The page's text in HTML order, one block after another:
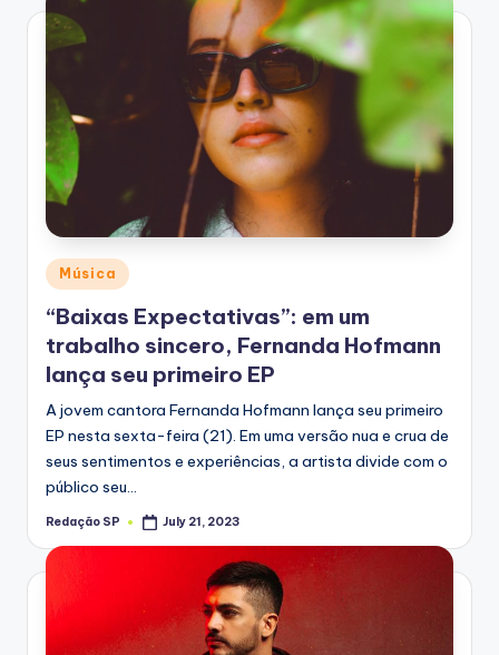
Posted
in
Música
“Baixas Expectativas”: em um
trabalho sincero, Fernanda Hofmann
lança seu primeiro EP
A jovem cantora Fernanda Hofmann lança seu primeiro
EP nesta sexta-feira (21). Em uma versão nua e crua de
seus sentimentos e experiências, a artista divide com o
público seu…
Posted
Redação SP July 21, 2023